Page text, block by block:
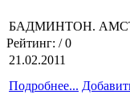
БАДМИНТОН.
Рейтинг: / 0
21.02.2011
Подробнее...